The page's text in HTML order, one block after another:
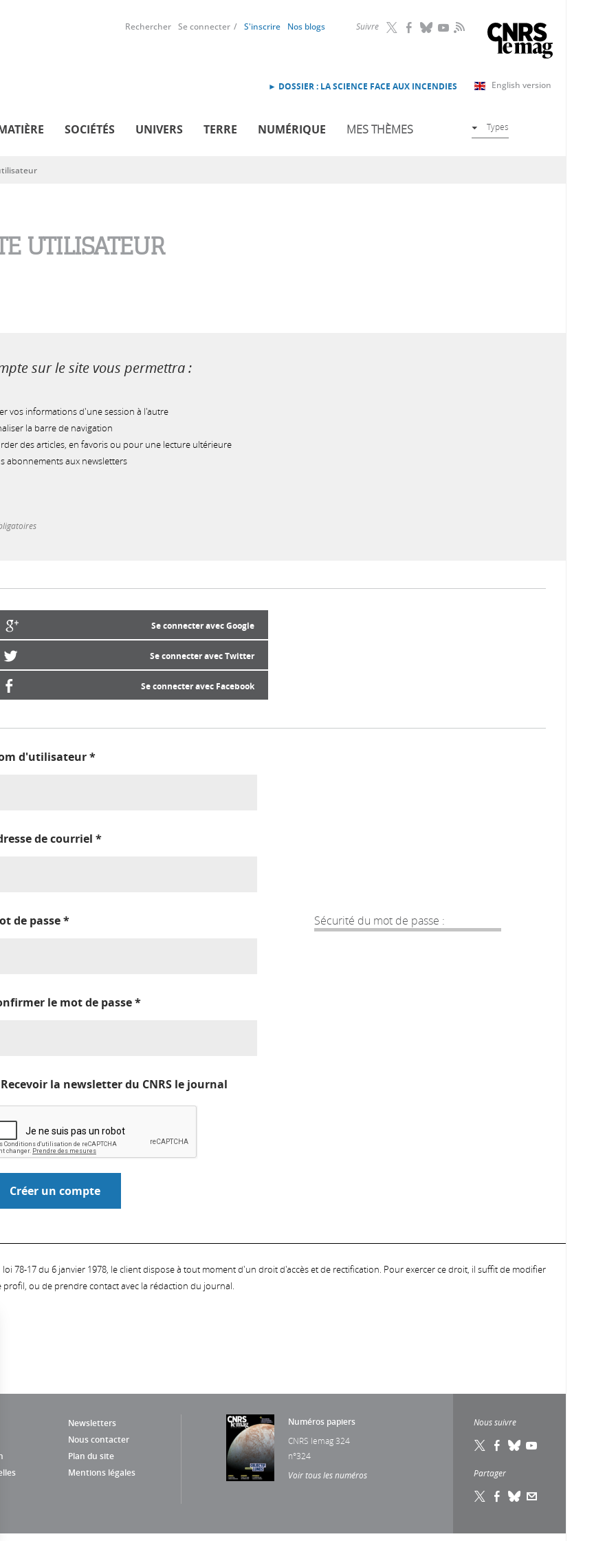
Suivre RSS
Rechercher Se connecter S'inscrire Nos blogs
English version
► DOSSIER : LA SCIENCE FACE AUX INCENDIES
SOCIÉTÉS UNIVERS TERRE NUMÉRIQUE MES THÈMES Types
UTILISATEUR
sur le site vous permettra :
vos informations d'une session à l'autre
la barre de navigation
des articles, en favoris ou pour une lecture ultérieure
abonnements aux newsletters
Se connecter avec Google
Se connecter avec Twitter
Se connecter avec Facebook
d'utilisateur*
de courriel *
Sécurité du mot de passe :
de passe*
le mot de passe*
Recevoir la newsletter du CNRS le journal
78-17 du 6 janvier 1978, le client dispose à tout moment d'un droit d'accès et de rectification. Pour exercer ce droit, il suffit de modifier
ou de prendre contact avec la rédaction du journal.
Newsletters
Nous contacter
Plan du site
Mentions légales
Numéros papiers
CNRS lemag 324
n°324
Voir tous les numéros
Nous suivre
Partager